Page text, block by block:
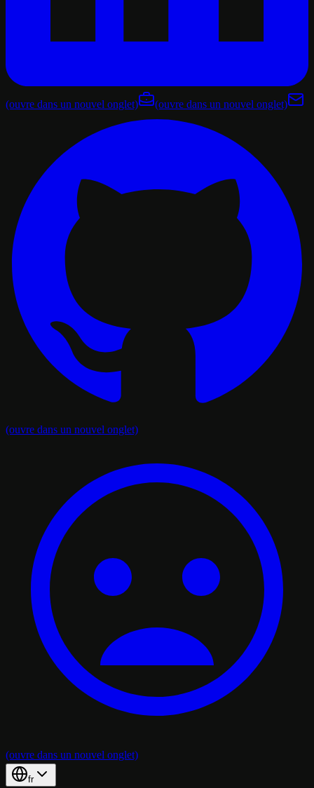
(ouvre dans un nouvel onglet) (ouvre dans un nouvel onglet)
(ouvre dans un nouvel onglet)
(ouvre dans un nouvel onglet)
fr